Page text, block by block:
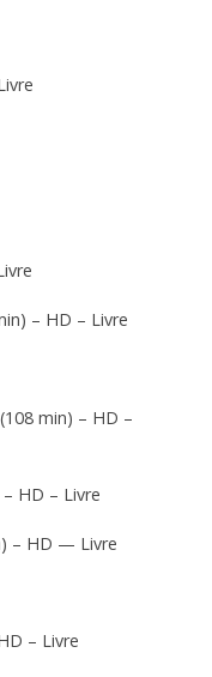
– HD – Livre
min) – HD –
HD – Livre
– HD — Livre
– Livre